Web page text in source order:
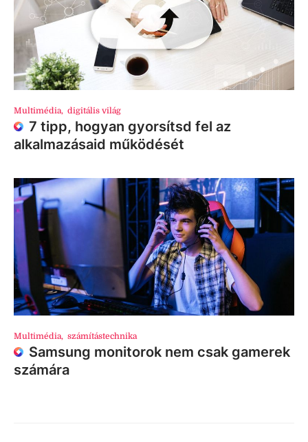
Multimédia, digitális világ
7 tipp, hogyan gyorsítsd fel az
alkalmazásaid működését
Multimédia, számítástechnika
Samsung monitorok nem csak gamerek
számára